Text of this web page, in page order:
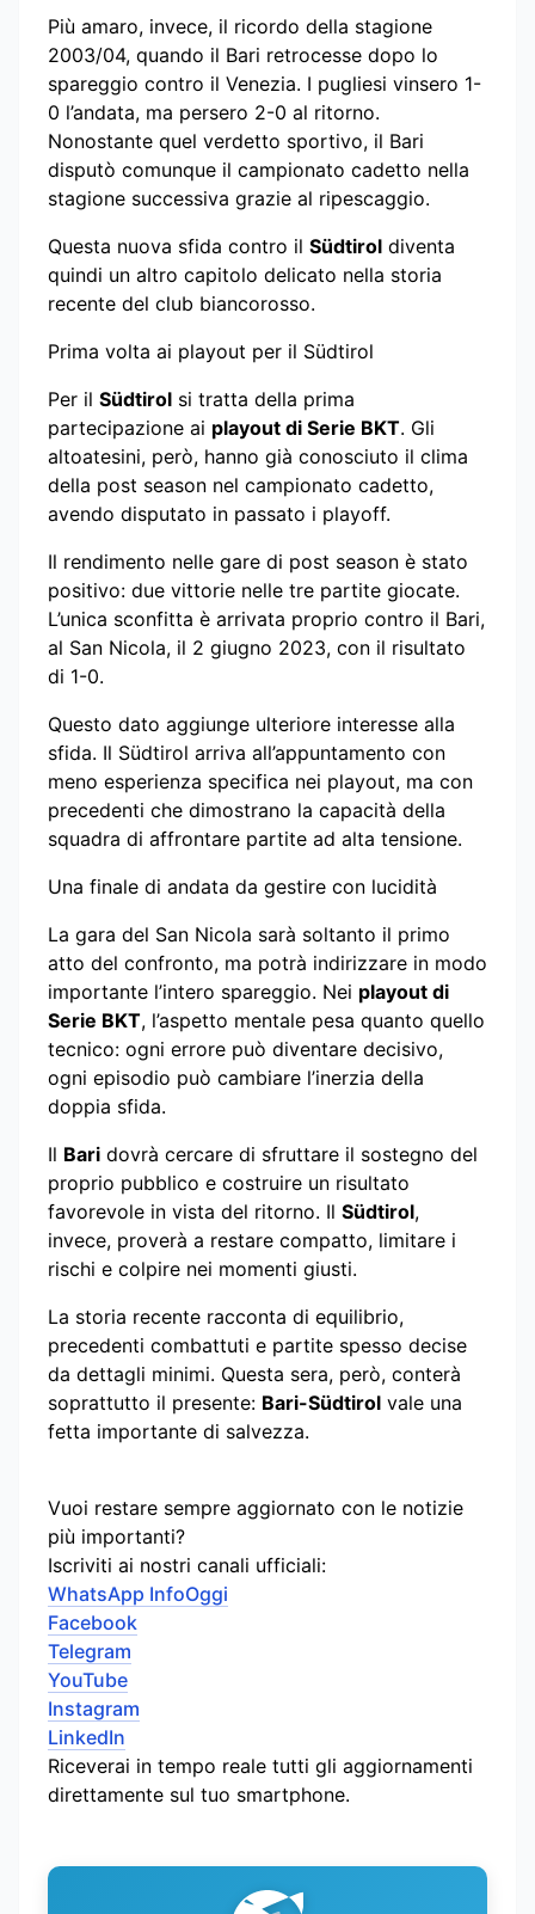
Più amaro, invece, il ricordo della stagione
2003/04, quando il Bari retrocesse dopo lo
spareggio contro il Venezia. I pugliesi vinsero 1-
0 l’andata, ma persero 2-0 al ritorno.
Nonostante quel verdetto sportivo, il Bari
disputò comunque il campionato cadetto nella
stagione successiva grazie al ripescaggio.
Questa nuova sfida contro il Südtirol diventa
quindi un altro capitolo delicato nella storia
recente del club biancorosso.
Prima volta ai playout per il Südtirol
Per il Südtirol si tratta della prima
partecipazione ai playout di Serie BKT. Gli
altoatesini, però, hanno già conosciuto il clima
della post season nel campionato cadetto,
avendo disputato in passato i playoff.
Il rendimento nelle gare di post season è stato
positivo: due vittorie nelle tre partite giocate.
L’unica sconfitta è arrivata proprio contro il Bari,
al San Nicola, il 2 giugno 2023, con il risultato
di 1-0.
Questo dato aggiunge ulteriore interesse alla
sfida. Il Südtirol arriva all’appuntamento con
meno esperienza specifica nei playout, ma con
precedenti che dimostrano la capacità della
squadra di affrontare partite ad alta tensione.
Una finale di andata da gestire con lucidità
La gara del San Nicola sarà soltanto il primo
atto del confronto, ma potrà indirizzare in modo
importante l’intero spareggio. Nei playout di
Serie BKT, l’aspetto mentale pesa quanto quello
tecnico: ogni errore può diventare decisivo,
ogni episodio può cambiare l’inerzia della
doppia sfida.
Il Bari dovrà cercare di sfruttare il sostegno del
proprio pubblico e costruire un risultato
favorevole in vista del ritorno. Il Südtirol,
invece, proverà a restare compatto, limitare i
rischi e colpire nei momenti giusti.
La storia recente racconta di equilibrio,
precedenti combattuti e partite spesso decise
da dettagli minimi. Questa sera, però, conterà
soprattutto il presente: Bari-Südtirol vale una
fetta importante di salvezza.
Vuoi restare sempre aggiornato con le notizie
più importanti?
Iscriviti ai nostri canali ufficiali:
WhatsApp InfoOggi
Facebook
Telegram
YouTube
Instagram
LinkedIn
Riceverai in tempo reale tutti gli aggiornamenti
direttamente sul tuo smartphone.